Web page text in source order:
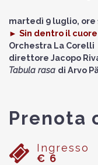
martedì 9 luglio, ore
► Sin dentro il
Orchestra La Corelli
direttore Jacopo
Tabula rasa di Arvo
Prenota
Ingresso
€ 6